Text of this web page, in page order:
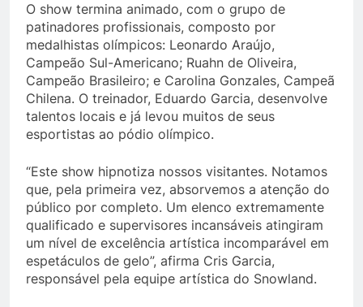
O show termina animado, com o grupo de
patinadores profissionais, composto por
medalhistas olímpicos: Leonardo Araújo,
Campeão Sul-Americano; Ruahn de Oliveira,
Campeão Brasileiro; e Carolina Gonzales, Campeã
Chilena. O treinador, Eduardo Garcia, desenvolve
talentos locais e já levou muitos de seus
esportistas ao pódio olímpico.
“Este show hipnotiza nossos visitantes. Notamos
que, pela primeira vez, absorvemos a atenção do
público por completo. Um elenco extremamente
qualificado e supervisores incansáveis atingiram
um nível de excelência artística incomparável em
espetáculos de gelo”, afirma Cris Garcia,
responsável pela equipe artística do Snowland.